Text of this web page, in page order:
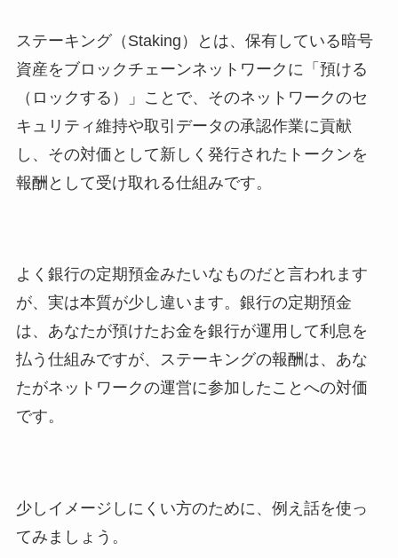
ステーキング（Staking）とは、保有している暗号
資産をブロックチェーンネットワークに「預ける
（ロックする）」ことで、そのネットワークのセ
キュリティ維持や取引データの承認作業に貢献
し、その対価として新しく発行されたトークンを
報酬として受け取れる仕組みです。
よく銀行の定期預金みたいなものだと言われます
が、実は本質が少し違います。銀行の定期預金
は、あなたが預けたお金を銀行が運用して利息を
払う仕組みですが、ステーキングの報酬は、あな
たがネットワークの運営に参加したことへの対価
です。
少しイメージしにくい方のために、例え話を使っ
てみましょう。